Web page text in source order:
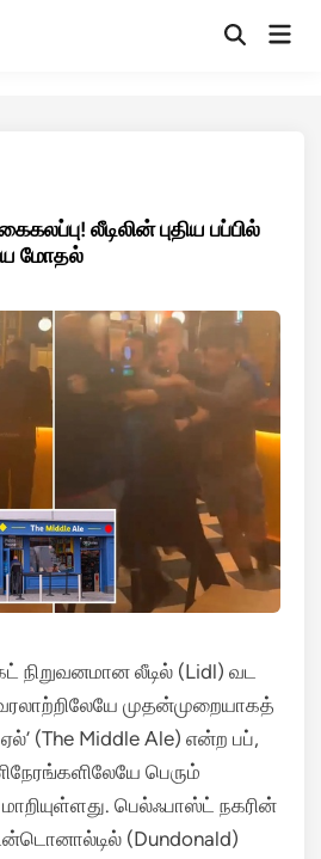
OpenMain
லீடிலின் புதிய பப்பில்
மோதல்
நிறுவனமான லீடில் (Lidl) வட
முதன்முறையாகத்
(The Middle Ale) என்ற பப்,
பெரும்
பெல்ஃபாஸ்ட் நகரின்
(Dundonald)